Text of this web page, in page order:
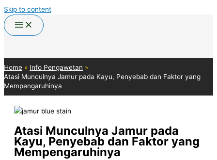
Skip to content
Home
Info Pengawetan
Atasi Munculnya Jamur pada Kayu, Penyebab dan Faktor yang
Mempengaruhinya
Atasi Munculnya Jamur pada
Kayu, Penyebab dan Faktor yang
Mempengaruhinya